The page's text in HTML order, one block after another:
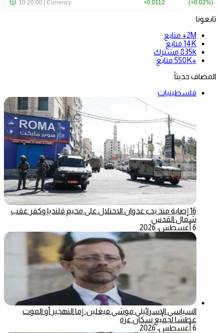
تابعونا
2M+
متابع
14K متابع
835k مشترك
+550K
متابع
المضاف حديثاً
فلسطينيات
16 إصابة منذ بدء عدوان الاحتلال على مخيم قلنديا وكفر عقب
شمال القدس
6 أغسطس، 2026
السياسي الإسرائيلي موشي فيغلين: إما التهجير أو الموت
عطشا لجميع سكان غزة
6 أغسطس، 2026